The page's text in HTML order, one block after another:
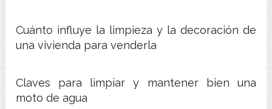
Cuánto influye la limpieza y la decoración de
una vivienda para venderla
Claves para limpiar y mantener bien una
moto de agua